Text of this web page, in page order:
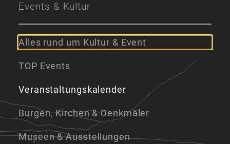
Events & Kultur
Alles rund um Kultur & Event
TOP Events
Veranstaltungskalender
Burgen, Kirchen & Denkmäler
Museen & Ausstellungen